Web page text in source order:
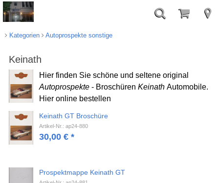
Kategorien Autoprospekte sonstige
Keinath
Hier finden Sie schöne und seltene original
Autoprospekte - Broschüren Keinath Automobile.
Hier online bestellen
Keinath GT Broschüre
Artikel-Nr.: ap24-880
30,00 €*
Prospektmappe Keinath GT